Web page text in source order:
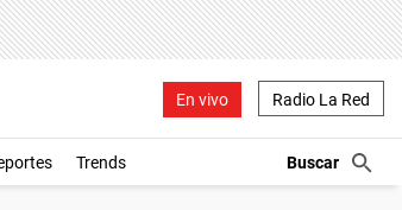
En vivo Radio La Red
Trends